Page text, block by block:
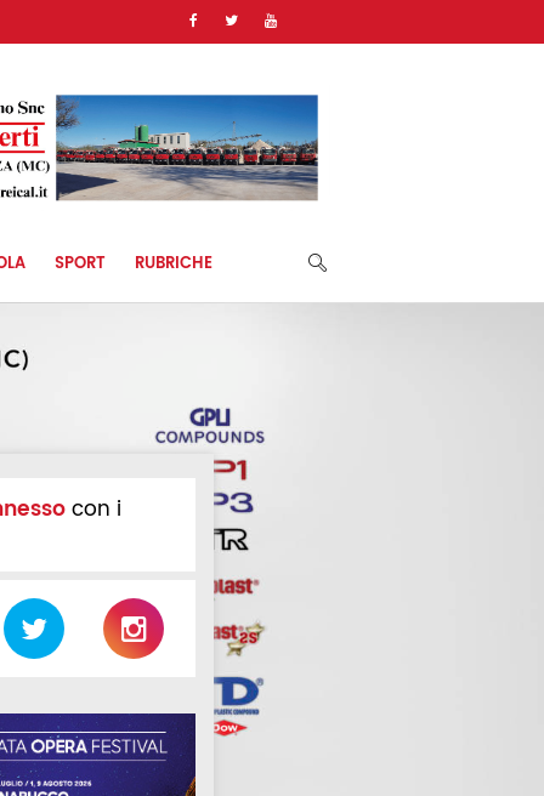
SPORT RUBRICHE
con i